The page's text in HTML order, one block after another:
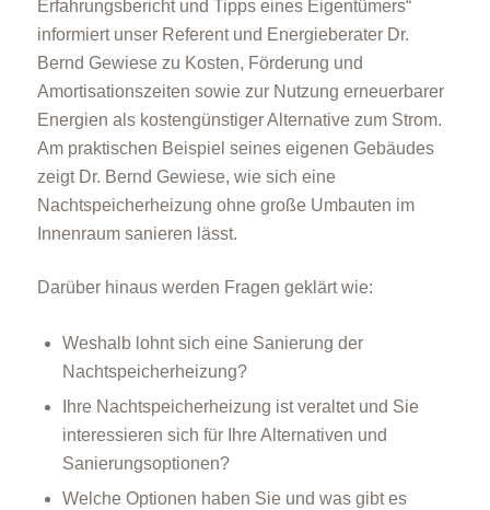
Erfahrungsbericht und Tipps eines Eigentümers“
informiert unser Referent und Energieberater Dr.
Bernd Gewiese zu Kosten, Förderung und
Amortisationszeiten sowie zur Nutzung erneuerbarer
Energien als kostengünstiger Alternative zum Strom.
Am praktischen Beispiel seines eigenen Gebäudes
zeigt Dr. Bernd Gewiese, wie sich eine
Nachtspeicherheizung ohne große Umbauten im
Innenraum sanieren lässt.
Darüber hinaus werden Fragen geklärt wie:
Weshalb lohnt sich eine Sanierung der
Nachtspeicherheizung?
Ihre Nachtspeicherheizung ist veraltet und Sie
interessieren sich für Ihre Alternativen und
Sanierungsoptionen?
Welche Optionen haben Sie und was gibt es